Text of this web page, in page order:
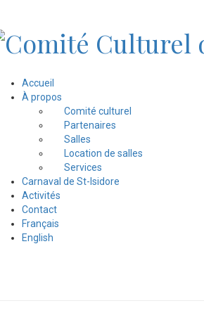
Accueil
À propos
Comité culturel
Partenaires
Salles
Location de salles
Services
Carnaval de St-Isidore
Activités
Contact
Français
English